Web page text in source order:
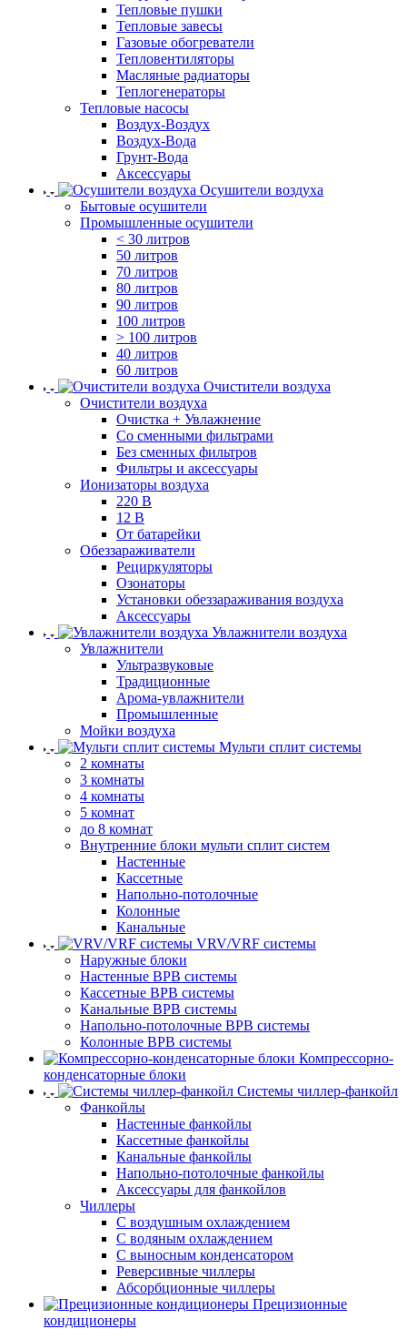
Тепловые пушки
Тепловые завесы
Газовые обогреватели
Тепловентиляторы
Масляные радиаторы
Теплогенераторы
Тепловые насосы
Воздух-Воздух
Воздух-Вода
Грунт-Вода
Аксессуары
Осушители воздуха
Бытовые осушители
Промышленные осушители
< 30 литров
50 литров
70 литров
80 литров
90 литров
100 литров
> 100 литров
40 литров
60 литров
Очистители воздуха
Очистители воздуха
Очистка + Увлажнение
Cо сменными фильтрами
Без сменных фильтров
Фильтры и аксессуары
Ионизаторы воздуха
220 В
12 В
От батарейки
Обеззараживатели
Рециркуляторы
Озонаторы
Установки обеззараживания воздуха
Аксессуары
Увлажнители воздуха
Увлажнители
Ультразвуковые
Традиционные
Арома-увлажнители
Промышленные
Мойки воздуха
Мульти сплит системы
2 комнаты
3 комнаты
4 комнаты
5 комнат
до 8 комнат
Внутренние блоки мульти сплит систем
Настенные
Кассетные
Напольно-потолочные
Колонные
Канальные
VRV/VRF системы
Наружные блоки
Настенные ВРВ системы
Кассетные ВРВ системы
Канальные ВРВ системы
Напольно-потолочные ВРВ системы
Колонные ВРВ системы
Компрессорно-
конденсаторные блоки
Системы чиллер-фанкойл
Фанкойлы
Настенные фанкойлы
Кассетные фанкойлы
Канальные фанкойлы
Напольно-потолочные фанкойлы
Аксессуары для фанкойлов
Чиллеры
С воздушным охлаждением
С водяным охлаждением
С выносным конденсатором
Реверсивные чиллеры
Абсорбционные чиллеры
Прецизионные
кондиционеры